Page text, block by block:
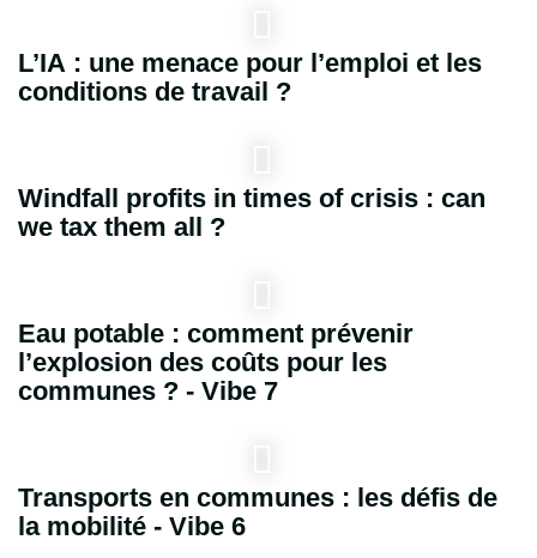
L’IA : une menace pour l’emploi et les
conditions de travail ?
Windfall profits in times of crisis : can
we tax them all ?
Eau potable : comment prévenir
l’explosion des coûts pour les
communes ? - Vibe 7
Transports en communes : les défis de
la mobilité - Vibe 6